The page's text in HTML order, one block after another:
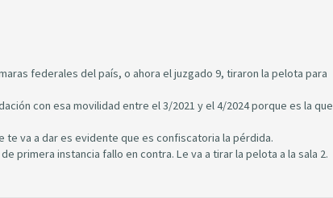
federales del país, o ahora el juzgado 9, tiraron la pelota para
con esa movilidad entre el 3/2021 y el 4/2024 porque es la que
va a dar es evidente que es confiscatoria la pérdida.
primera instancia fallo en contra. Le va a tirar la pelota a la sala 2.